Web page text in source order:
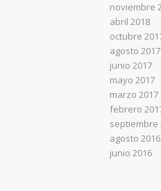
noviembre
abril 2018
octubre
agosto 2017
junio 2017
mayo 2017
marzo 2017
febrero
septiembre
agosto 2016
junio 2016